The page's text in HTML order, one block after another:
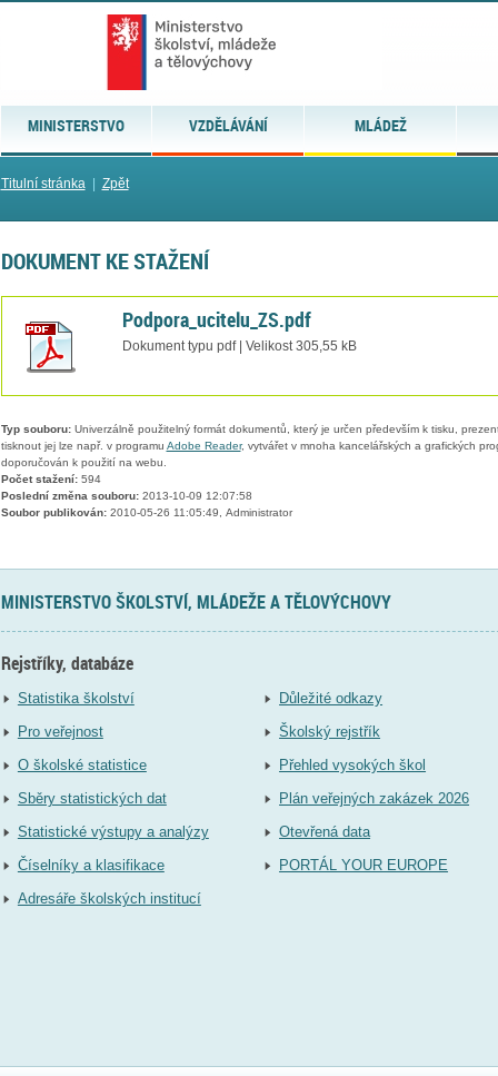
MINISTERSTVO VZDĚLÁVÁNÍ MLÁDEŽ
Titulní stránka| Zpět
DOKUMENT KE STAŽENÍ
Podpora_ucitelu_ZS.pdf
Dokument typu pdf | Velikost 305,55 kB
Typ souboru:Univerzálně použitelný formát dokumentů, který je určen především k tisku,
tisknout jej lze např. v programu Adobe Reader, vytvářet v mnoha kancelářských a grafických
doporučován k použití na webu.
Počet stažení:594
Poslední změna souboru:2013-10-09 12:07:58
Soubor publikován:2010-05-26 11:05:49, Administrator
MINISTERSTVO ŠKOLSTVÍ, MLÁDEŽE A TĚLOVÝCHOVY
Rejstříky, databáze
Statistika školství
Pro veřejnost
O školské statistice
Sběry statistických dat
Statistické výstupy a analýzy
Číselníky a klasifikace
Adresáře školských institucí
Důležité odkazy
Školský rejstřík
Přehled vysokých škol
Plán veřejných zakázek 2026
Otevřená data
PORTÁL YOUR EUROPE